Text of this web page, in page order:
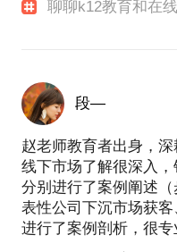
聊聊k12教育和在
段—
赵老师教育者出身，
线下市场了解很深入
分别进行了案例阐述
表性公司下沉市场获
进行了案例剖析，很专